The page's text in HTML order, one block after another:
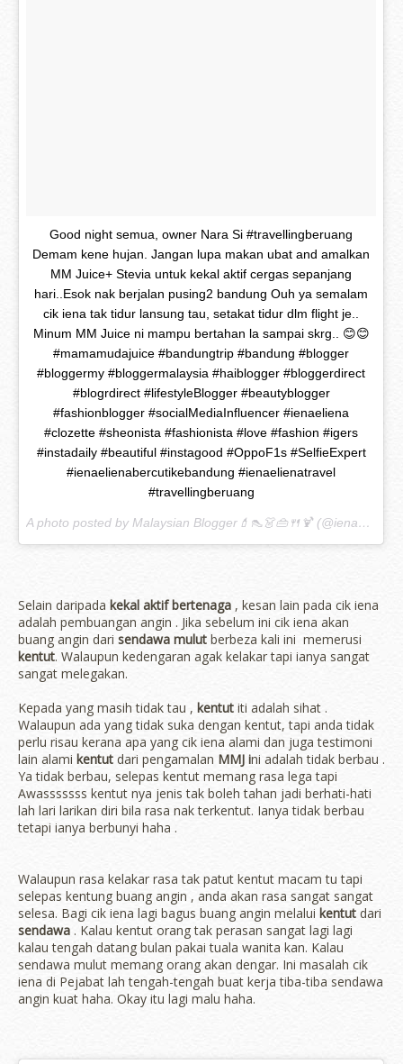
Good night semua, owner Nara Si #travellingberuang
Demam kene hujan. Jangan lupa makan ubat and amalkan
MM Juice+ Stevia untuk kekal aktif cergas sepanjang
hari..Esok nak berjalan pusing2 bandung Ouh ya semalam
cik iena tak tidur lansung tau, setakat tidur dlm flight je..
Minum MM Juice ni mampu bertahan la sampai skrg.. 😊😊
#mamamudajuice #bandungtrip #bandung #blogger
#bloggermy #bloggermalaysia #haiblogger #bloggerdirect
#blogrdirect #lifestyleBlogger #beautyblogger
#fashionblogger #socialMediaInfluencer #ienaeliena
#clozette #sheonista #fashionista #love #fashion #igers
#instadaily #beautiful #instagood #OppoF1s #SelfieExpert
#ienaelienabercutikebandung #ienaelienatravel
#travellingberuang
A photo posted by Malaysian Blogger💄👠👗👜🍴🍹 (@ienaeliena) on
Selain daripada kekal aktif bertenaga , kesan lain pada cik iena
adalah pembuangan angin . Jika sebelum ini cik iena akan
buang angin dari sendawa mulut berbeza kali ini memerusi
kentut. Walaupun kedengaran agak kelakar tapi ianya sangat
sangat melegakan.
Kepada yang masih tidak tau , kentut iti adalah sihat .
Walaupun ada yang tidak suka dengan kentut, tapi anda tidak
perlu risau kerana apa yang cik iena alami dan juga testimoni
lain alami kentut dari pengamalan MMJ ini adalah tidak berbau .
Ya tidak berbau, selepas kentut memang rasa lega tapi
Awasssssss kentut nya jenis tak boleh tahan jadi berhati-hati
lah lari larikan diri bila rasa nak terkentut. Ianya tidak berbau
tetapi ianya berbunyi haha .
Walaupun rasa kelakar rasa tak patut kentut macam tu tapi
selepas kentung buang angin , anda akan rasa sangat sangat
selesa. Bagi cik iena lagi bagus buang angin melalui kentut dari
sendawa . Kalau kentut orang tak perasan sangat lagi lagi
kalau tengah datang bulan pakai tuala wanita kan. Kalau
sendawa mulut memang orang akan dengar. Ini masalah cik
iena di Pejabat lah tengah-tengah buat kerja tiba-tiba sendawa
angin kuat haha. Okay itu lagi malu haha.